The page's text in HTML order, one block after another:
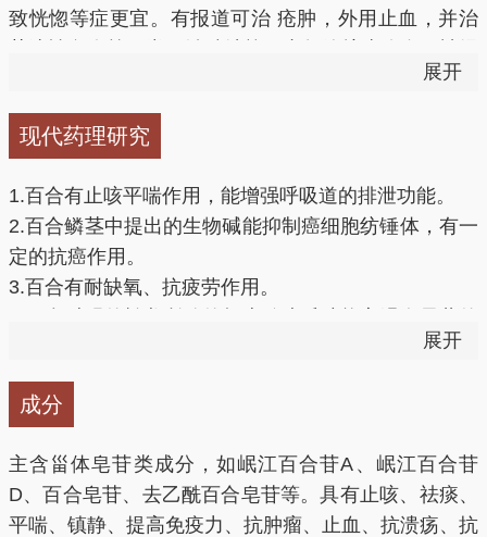
惚、肺热脾燥，百合能清泄肺胃之热，通调水道，导泄
郁热，所以可滋阴润肺。用于肺热干咳、肺痈（肺部发
生痈疡，咳嗽脓血疾患）、久咳声哑、阴虚劳嗽、干咳
气，不是直接以性寒来袪热，可用于热病后期余热未清
或情志不遂所致的虚烦惊悸、失眠多梦、精神恍惚等病
症。
载，百合主要用于邪气腹胀，邪气就是指邪热，邪热堆
积在腹部，所以腹胀、腹痛，清邪热则腹胀消；甘能补
中，清热则气生，所以能够补中益气。
其他本品还能养胃阴，清胃热，对胃阴虚有热之胃脘疼
痛亦宜选用。
致恍惚等症更宜。有报道可治 疮肿，外用止血，并治
衰弱等。 抗癌 百合能促进和增强细胞的吞噬能力，提
高机体免疫系统功能，抑制癌细胞增生，有明显的抗癌
作用。百合中的蛋白质、氨基酸和多糖也可提高人体的
催眠的作用，可以有效改善睡眠，提高睡眠质量。百合
中矿物质和维生素等能促进机体营养代谢，使机体抗疲
劳、耐缺氧能力增强，同时能帮助清除体内的有害物
质，有延缓衰老的作用。 治疗痛风 百合含有丰富的秋
的活动及吞噬细胞的作用减少尿酸形成的尿酸盐沉积，
起到迅速减轻炎症，有效止痛的作用，对痛风发作所致
的急性关节炎症有辅助治疗作用。 润燥清热、美容 百
代谢，有一定美容作用。
展开
现代药理研究
1.百合有止咳平喘作用，能增强呼吸道的排泄功能。
2.百合鳞茎中提出的生物碱能抑制癌细胞纺锤体，有一
定的抗癌作用。
3.百合有耐缺氧、抗疲劳作用。
保护作用；能显著抑制DNCB小鼠迟发型过敏反应。
展开
成分
主含甾体皂苷类成分，如岷江百合苷A、岷江百合苷
D、百合皂苷、去乙酰百合皂苷等。具有止咳、祛痰、
平喘、镇静、提高免疫力、抗肿瘤、止血、抗溃疡、抗